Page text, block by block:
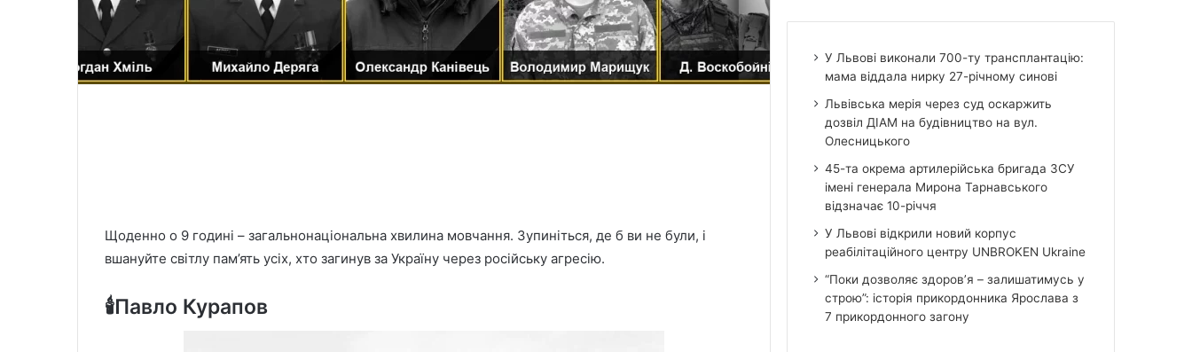
Щоденно о 9 годині – загальнонаціональна хвилина мовчання. Зупиніться, де б ви не були, і
вшануйте світлу пам’ять усіх, хто загинув за Україну через російську агресію.
🕯️Павло Курапов
У Львові виконали 700-ту трансплантацію:
мама віддала нирку 27-річному синові
Львівська мерія через суд оскаржить
дозвіл ДІАМ на будівництво на вул.
Олесницького
45-та окрема артилерійська бригада ЗСУ
імені генерала Мирона Тарнавського
відзначає 10-річчя
У Львові відкрили новий корпус
реабілітаційного центру UNBROKEN Ukraine
“Поки дозволяє здоров’я – залишатимусь у
строю”: історія прикордонника Ярослава з
7 прикордонного загону